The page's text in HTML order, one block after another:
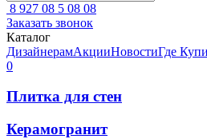
8 927 08 5 08 08
Заказать звонок
Каталог
ДизайнерамАкцииНовостиГде
0
Плитка для стен
Керамогранит